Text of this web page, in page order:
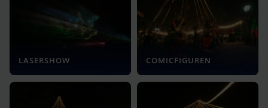
LASERSHOW COMICFIGUREN